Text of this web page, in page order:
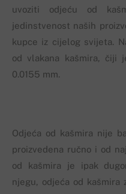
uvoziti odjeću od
jedinstvenost naših
kupce iz cijelog svijeta.
od vlakana kašmira, čiji
0.0155 mm.
Odjeća od kašmira nije
proizvedena ručno i od
od kašmira je ipak
njegu, odjeća od kašmira